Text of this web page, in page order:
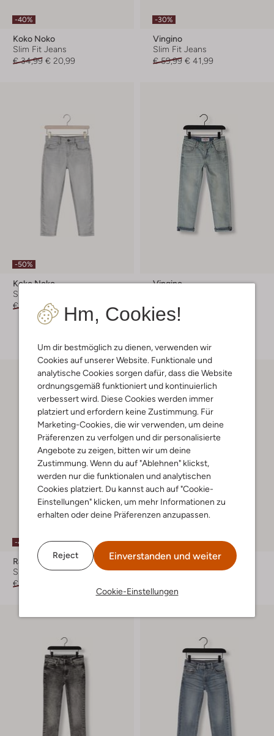
Hm, Cookies!
Um dir bestmöglich zu dienen, verwenden wir
Cookies auf unserer Website. Funktionale und
analytische Cookies sorgen dafür, dass die Website
ordnungsgemäß funktioniert und kontinuierlich
verbessert wird. Diese Cookies werden immer
platziert und erfordern keine Zustimmung. Für
Marketing-Cookies, die wir verwenden, um deine
Präferenzen zu verfolgen und dir personalisierte
Angebote zu zeigen, bitten wir um deine
Zustimmung. Wenn du auf "Ablehnen" klickst,
werden nur die funktionalen und analytischen
Cookies platziert. Du kannst auch auf "Cookie-
Einstellungen" klicken, um mehr Informationen zu
erhalten oder deine Präferenzen anzupassen.
Reject Einverstanden und weiter
Cookie-Einstellungen
-40%
Koko Noko
Slim Fit Jeans
€ 34,99 € 20,99
-30%
Vingino
Slim Fit Jeans
€ 59,99 € 41,99
-50%
Koko Noko
Slim Fit Jeans
€ 34,99
€ 16,99
Vingino
€ 59,99
-40%
Raizzed
Slim Fit Jeans
€ 54,99
Daily7
Slim Fit Jeans